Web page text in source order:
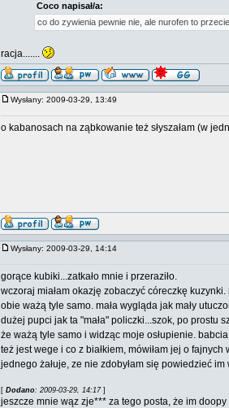
Coco napisał/a:
co do zywienia pewnie nie, ale nurofen to
racja.......
Wysłany: 2009-03-29, 13:49
o kabanosach na ząbkowanie też słyszałam (w
Wysłany: 2009-03-29, 14:14
gorące kubiki...zatkało mnie i przeraziło.
wczoraj miałam okazję zobaczyć córeczkę
obie ważą tyle samo. mała wygląda jak mały
dużej pupci jak ta "mała" policzki...szok, po prostu
że ważą tyle samo i widząc moje osłupienie.
też jest wege i co z białkiem, mówiłam jej o
jednego żałuje, ze nie zdobyłam się powiedzieć
[ Dodano: 2009-03-29, 14:17]
jeszcze mnie wąz zje*** za tego posta, że im